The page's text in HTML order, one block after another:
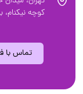
کوچه نیکنام،
تماس با